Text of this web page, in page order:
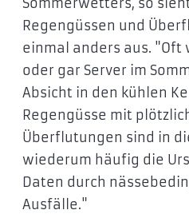
Sommerwetters, so
Regengüssen und
einmal anders aus. "Oft
oder gar Server im
Absicht in den kühlen
Regengüsse mit
Überflutungen sind in
wiederum häufig die
Daten durch
Ausfälle."